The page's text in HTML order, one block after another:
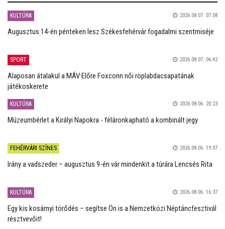
KULTÚRA 2026.08.07. 07:08
Augusztus 14-én pénteken lesz Székesfehérvár fogadalmi szentmiséje
SPORT 2026.08.07. 06:42
Alaposan átalakul a MÁV Előre Foxconn női röplabdacsapatának
játékoskerete
KULTÚRA 2026.08.06. 20:23
Múzeumbérlet a Királyi Napokra - féláronkapható a kombinált jegy
FEHÉRVÁRI SZÍNES 2026.08.06. 19:07
Irány a vadszeder – augusztus 9-én vár mindenkit a túrára Lencsés Rita
KULTÚRA 2026.08.06. 16:37
Egy kis kosárnyi törődés – segítse Ön is a Nemzetközi Néptáncfesztivál
résztvevőit!